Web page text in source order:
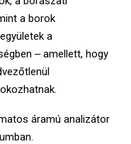
a borok
a
‒ amellett, hogy
áramú analizátor